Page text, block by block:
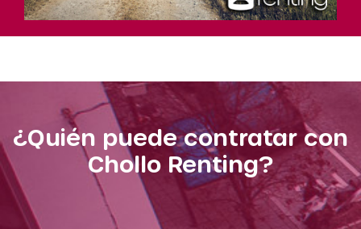
¿Quién puede contratar con
Chollo Renting?